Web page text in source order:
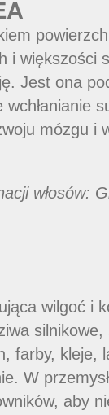
i większości
Jest ona
mózgu i
włosów:
wilgoć i
farby, kleje,
W
aby